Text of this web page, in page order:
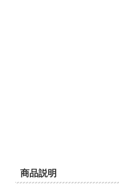
商品説明